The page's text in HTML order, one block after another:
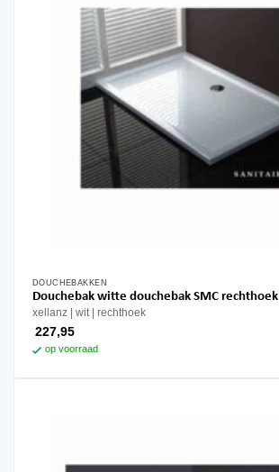
DOUCHEBAKKEN
Douchebak witte douchebak SMC rechthoek
xellanz wit rechthoek
227,95
op voorraad